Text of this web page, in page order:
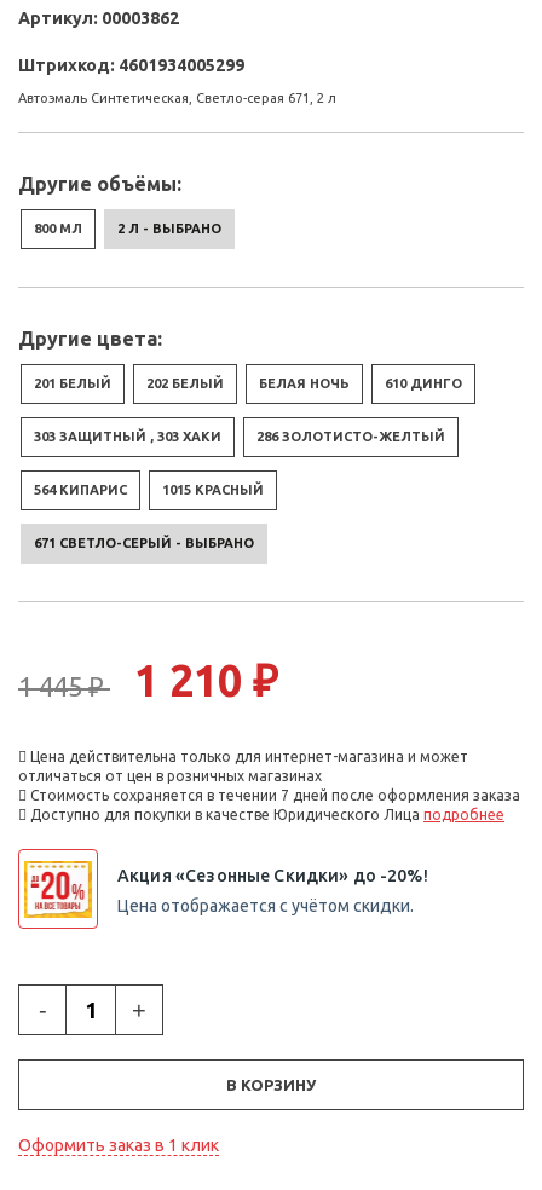
Артикул: 00003862
Штрихкод: 4601934005299
Автоэмаль Синтетическая, Светло-серая 671, 2 л
Другие объёмы:
800 МЛ 2 Л - ВЫБРАНО
Другие цвета:
201 БЕЛЫЙ 202 БЕЛЫЙ БЕЛАЯ НОЧЬ 610 ДИНГО
303 ЗАЩИТНЫЙ , 303 ХАКИ 286 ЗОЛОТИСТО-ЖЕЛТЫЙ
564 КИПАРИС 1015 КРАСНЫЙ
671 СВЕТЛО-СЕРЫЙ - ВЫБРАНО
1 445 ₽ 1 210 ₽
Цена действительна только для интернет-магазина и может
отличаться от цен в розничных магазинах
Стоимость сохраняется в течении 7 дней после оформления заказа
Доступно для покупки в качестве Юридического Лица подробнее
Акция «Сезонные Скидки» до -20%!
Цена отображается с учётом скидки.
- +
В КОРЗИНУ
Оформить заказ в 1 клик